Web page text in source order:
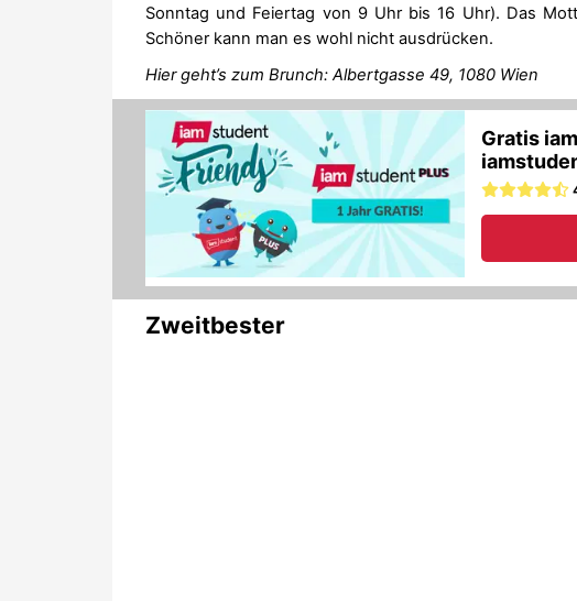
Sonntag und Feiertag von 9 Uhr bis 16 Uhr). Das
Schöner kann man es wohl nicht ausdrücken.
Hier geht’s zum Brunch: Albertgasse 49, 1080 Wien
Zweitbester